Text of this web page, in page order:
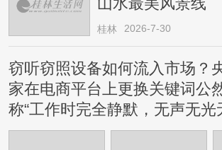
山水最美风景线
桂林 2026-7-30
窃听窃照设备如何流入市场？
家在电商平台上更换关键词公
称“工作时完全静默，无声无光